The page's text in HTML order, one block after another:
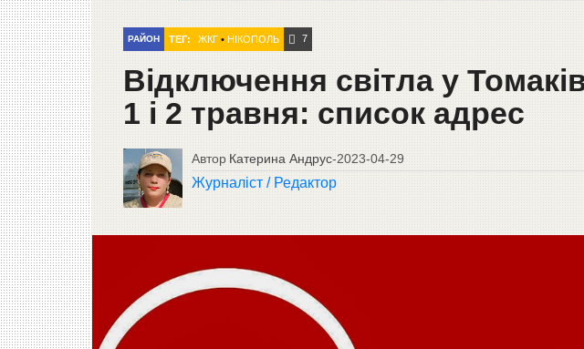
РАЙОН ТЕГ: ЖКГ• НІКОПОЛЬ 7
Відключення світла у
1 і 2 травня: список адрес
Автор Катерина Андрус-2023-04-29
Журналіст / Редактор